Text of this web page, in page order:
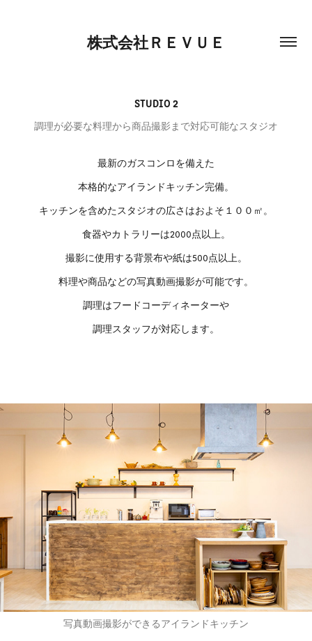
株式会社ＲＥＶＵＥ
STUDIO 2
調理が必要な料理から商品撮影まで対応可能なスタジオ
最新のガスコンロを備えた
本格的なアイランドキッチン完備。
キッチンを含めたスタジオの広さはおよそ１００㎡。
食器やカトラリーは2000点以上。
撮影に使用する背景布や紙は500点以上。
料理や商品などの写真動画撮影が可能です。
調理はフードコーディネーターや
調理スタッフが対応します。
写真動画撮影ができるアイランドキッチン